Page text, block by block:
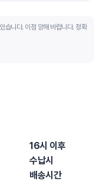
습니다. 이점 양해 바랍니다. 정확
16시 이후
수납시
배송시간